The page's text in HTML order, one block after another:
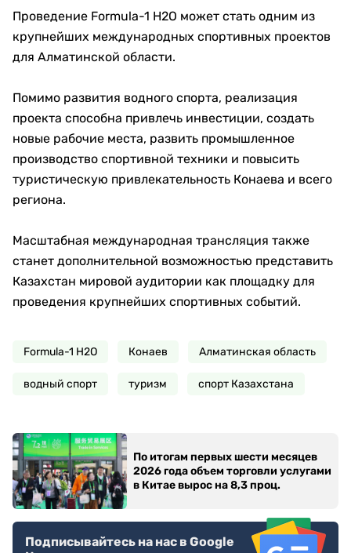
Проведение Formula-1 H2O может стать одним из
крупнейших международных спортивных проектов
для Алматинской области.
Помимо развития водного спорта, реализация
проекта способна привлечь инвестиции, создать
новые рабочие места, развить промышленное
производство спортивной техники и повысить
туристическую привлекательность Конаева и всего
региона.
Масштабная международная трансляция также
станет дополнительной возможностью представить
Казахстан мировой аудитории как площадку для
проведения крупнейших спортивных событий.
Formula-1 H2O Конаев Алматинская область
водный спорт туризм спорт Казахстана
По итогам первых шести месяцев
2026 года объем торговли услугами
в Китае вырос на 8,3 проц.
Подписывайтесь на нас в Google